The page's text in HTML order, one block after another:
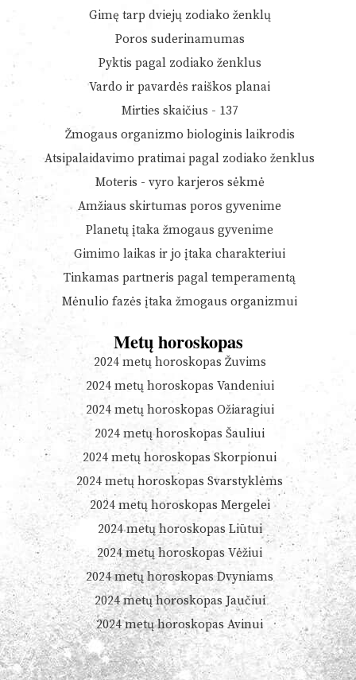
Gimę tarp dviejų zodiako ženklų
Poros suderinamumas
Pyktis pagal zodiako ženklus
Vardo ir pavardės raiškos planai
Mirties skaičius - 137
Žmogaus organizmo biologinis laikrodis
Atsipalaidavimo pratimai pagal zodiako ženklus
Moteris - vyro karjeros sėkmė
Amžiaus skirtumas poros gyvenime
Planetų įtaka žmogaus gyvenime
Gimimo laikas ir jo įtaka charakteriui
Tinkamas partneris pagal temperamentą
Mėnulio fazės įtaka žmogaus organizmui
Metų horoskopas
2024 metų horoskopas Žuvims
2024 metų horoskopas Vandeniui
2024 metų horoskopas Ožiaragiui
2024 metų horoskopas Šauliui
2024 metų horoskopas Skorpionui
2024 metų horoskopas Svarstyklėms
2024 metų horoskopas Mergelei
2024 metų horoskopas Liūtui
2024 metų horoskopas Vėžiui
2024 metų horoskopas Dvyniams
2024 metų horoskopas Jaučiui
2024 metų horoskopas Avinui